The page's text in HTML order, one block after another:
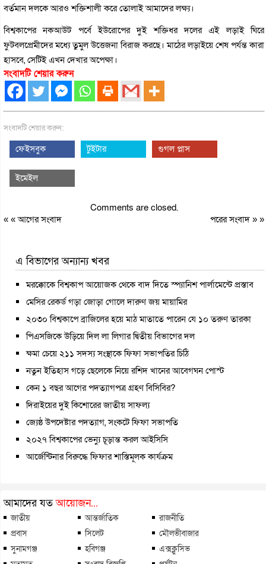
বর্তমান দলকে আরও শক্তিশালী করে তোলাই আমাদের লক্ষ্য।
বিশ্বকাপের নকআউট পর্বে ইউরোপের দুই শক্তিধর দলের এই লড়াই ঘিরে
ফুটবলপ্রেমীদের মধ্যে তুমুল উত্তেজনা বিরাজ করছে। মাঠের লড়াইয়ে শেষ পর্যন্ত কারা
হাসবে, সেটিই এখন দেখার অপেক্ষা।
সংবাদটি শেয়ার করুন
সংবাদটি শেয়ার করুন:
ফেইসবুক টুইটার গুগল প্লাস
ইমেইল
Comments are closed.
« «আগের সংবাদ পরের সংবাদ» »
এ বিভাগের অন্যান্য খবর
মরক্কোকে বিশ্বকাপ আয়োজক থেকে বাদ দিতে স্প্যানিশ পার্লামেন্টে প্রস্তাব
মেসির রেকর্ড গড়া জোড়া গোলে দারুণ জয় মায়ামির
২০৩০ বিশ্বকাপে ব্রাজিলের হয়ে মাঠ মাতাতে পারেন যে ১০ তরুণ তারকা
পিএসজিকে উড়িয়ে দিল লা লিগার দ্বিতীয় বিভাগের দল
ক্ষমা চেয়ে ২১১ সদস্য সংস্থাকে ফিফা সভাপতির চিঠি
নতুন ইতিহাস গড়ে ছেলেকে নিয়ে রশিদ খানের আবেগঘন পোস্ট
কেন ১ বছর আগের পদত্যাগপত্র গ্রহণ বিসিবির?
দিরাইয়ের দুই কিশোরের জাতীয় সাফল্য
জ্যেষ্ঠ উপদেষ্টার পদত্যাগ, সংকটে ফিফা সভাপতি
২০২৭ বিশ্বকাপের ভেন্যু চূড়ান্ত করল আইসিসি
আর্জেন্টিনার বিরুদ্ধে ফিফার শাস্তিমূলক কার্যক্রম
আমাদের যতআয়োজন...
জাতীয় আন্তর্জাতিক
রাজনীতি
প্রবাস
সিলেট
মৌলভীবাজার
সুনামগঞ্জ
হবিগঞ্জ
এক্সক্লুসিভ